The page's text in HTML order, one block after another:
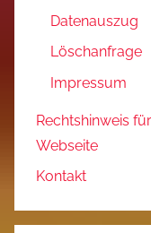
Datenauszug
Löschanfrage
Impressum
Rechtshinweis
Webseite
Kontakt